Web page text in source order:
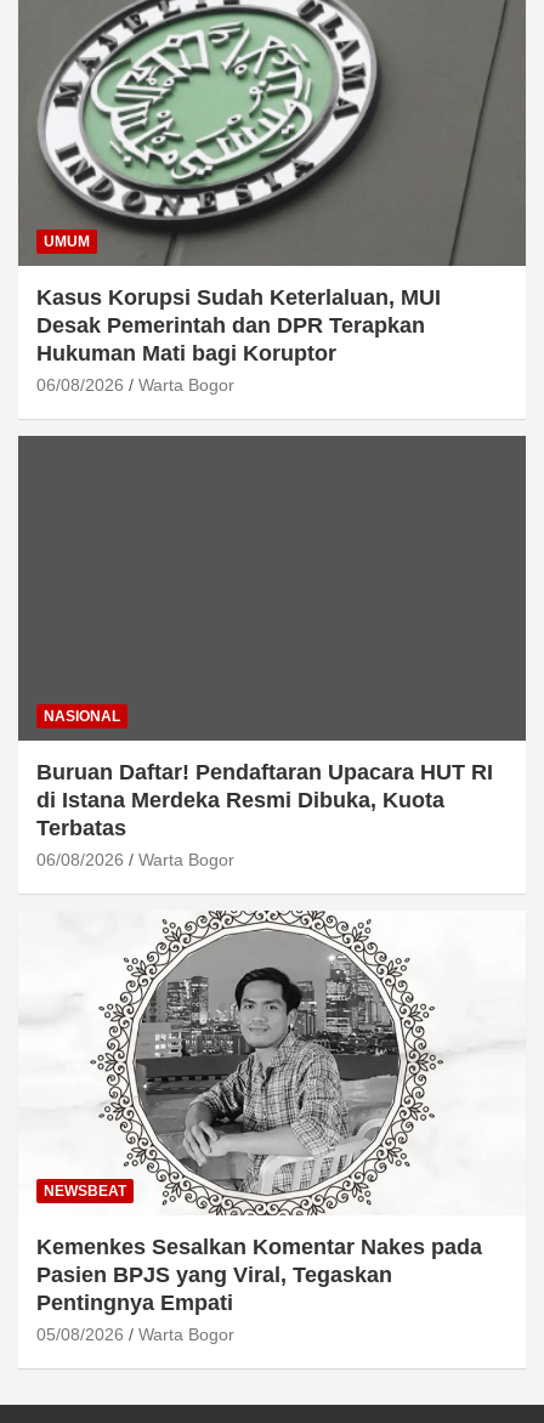
UMUM
Kasus Korupsi Sudah Keterlaluan, MUI
Desak Pemerintah dan DPR Terapkan
Hukuman Mati bagi Koruptor
06/08/2026 Warta Bogor
NASIONAL
Buruan Daftar! Pendaftaran Upacara HUT RI
di Istana Merdeka Resmi Dibuka, Kuota
Terbatas
06/08/2026 Warta Bogor
NEWSBEAT
Kemenkes Sesalkan Komentar Nakes pada
Pasien BPJS yang Viral, Tegaskan
Pentingnya Empati
05/08/2026 Warta Bogor